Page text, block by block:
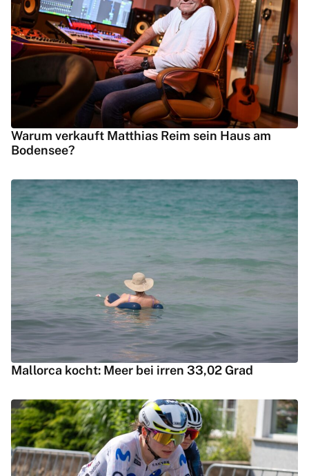
Warum verkauft Matthias Reim sein Haus am
Bodensee?
Mallorca kocht: Meer bei irren 33,02 Grad